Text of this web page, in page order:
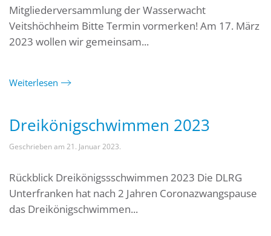
Mitgliederversammlung der Wasserwacht
Veitshöchheim Bitte Termin vormerken! Am 17. März
2023 wollen wir gemeinsam...
Weiterlesen
Dreikönigschwimmen 2023
Geschrieben am 21. Januar 2023.
Rückblick Dreikönigssschwimmen 2023 Die DLRG
Unterfranken hat nach 2 Jahren Coronazwangspause
das Dreikönigschwimmen...